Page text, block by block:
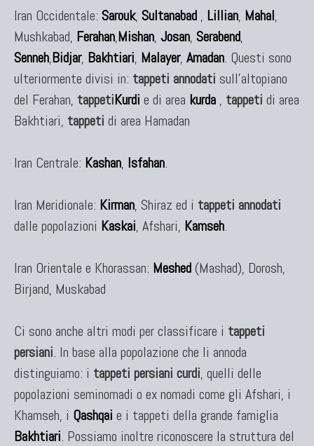
TAPPETI ANTICHI DA COLLEZIONE
Tappeti Anatolici Antichi
Tappeti Cinesi Antichi
Tappeti Turcomanni Antichi
Tappeti Agra Antichi E Antica Asia
KILIM
Kilim Nuovi
Nuovissimi Kilim India
Tappeti Turchi Vecchi E Nuovi
Tappeti Turcomanni Vecchi E Nuovi
Tappeti Ghazni
Tappeti Beluci
Tappeti Dal Mondo
Iran Occidentale: Sarouk, Sultanabad , Lillian, Mahal,
Mushkabad, Ferahan,Mishan, Josan, Serabend,
Senneh,Bidjar, Bakhtiari, Malayer, Amadan. Questi sono
ulteriormente divisi in: tappeti annodati sull'altopiano
del Ferahan, tappetiKurdi e di area kurda , tappeti di area
Bakhtiari, tappeti di area Hamadan
Iran Centrale: Kashan, Isfahan.
Iran Meridionale: Kirman, Shiraz ed i tappeti annodati
dalle popolazioni Kaskai, Afshari, Kamseh.
Iran Orientale e Khorassan: Meshed(Mashad), Dorosh,
Birjand, Muskabad
Ci sono anche altri modi per classificare i tappeti
persiani. In base alla popolazione che li annoda
distinguiamo: i tappeti persiani curdi, quelli delle
popolazioni seminomadi o ex nomadi come gli Afshari, i
Khamseh, i Qashqai e i tappeti della grande famiglia
Bakhtiari. Possiamo inoltre riconoscere la struttura del